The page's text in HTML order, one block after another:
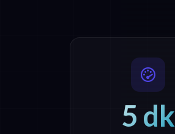
5 dk